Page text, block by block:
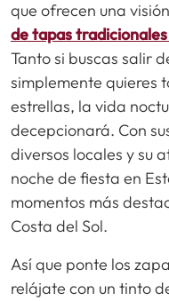
que ofrecen una
de tapas
Tanto si buscas salir
simplemente quieres
estrellas, la vida
decepcionará. Con
diversos locales y su
noche de fiesta en
momentos más
Costa del Sol.
Así que ponte los
relájate con un tinto